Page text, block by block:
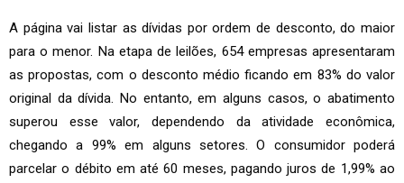
A página vai listar as dívidas por ordem de desconto, do maior
para o menor. Na etapa de leilões, 654 empresas apresentaram
as propostas, com o desconto médio ficando em 83% do valor
original da dívida. No entanto, em alguns casos, o abatimento
superou esse valor, dependendo da atividade econômica,
chegando a 99% em alguns setores. O consumidor poderá
parcelar o débito em até 60 meses, pagando juros de 1,99% ao